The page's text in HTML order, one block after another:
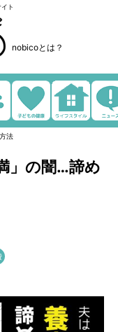
ト
nobicoとは？
法
」の闇…諦め